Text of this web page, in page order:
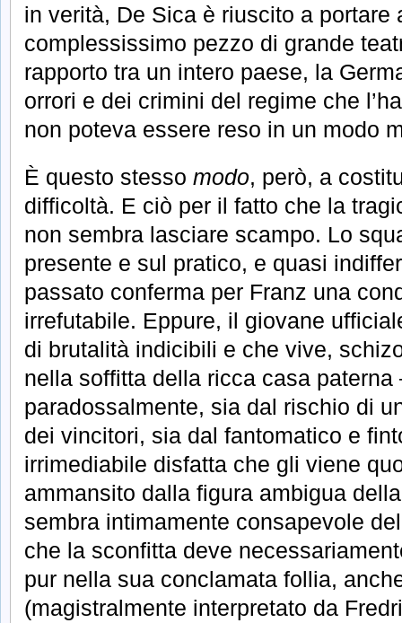
in verità, De Sica è riuscito a portare
complessissimo pezzo di grande
rapporto tra un intero paese, la
orrori e dei crimini del regime che
non poteva essere reso in un modo
È questo stesso modo, però, a
difficoltà. E ciò per il fatto che la
non sembra lasciare scampo. Lo
presente e sul pratico, e quasi
passato conferma per Franz una
irrefutabile. Eppure, il giovane
di brutalità indicibili e che vive,
nella soffitta della ricca casa paterna
paradossalmente, sia dal rischio di
dei vincitori, sia dal fantomatico e
irrimediabile disfatta che gli viene
ammansito dalla figura ambigua
sembra intimamente consapevole
che la sconfitta deve
pur nella sua conclamata follia,
(magistralmente interpretato da